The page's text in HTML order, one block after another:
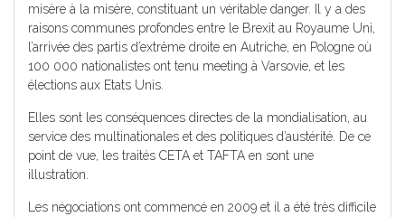
misère à la misère, constituant un véritable danger. Il y a des
raisons communes profondes entre le Brexit au Royaume Uni,
l’arrivée des partis d’extrême droite en Autriche, en Pologne où
100 000 nationalistes ont tenu meeting à Varsovie, et les
élections aux Etats Unis.
Elles sont les conséquences directes de la mondialisation, au
service des multinationales et des politiques d’austérité. De ce
point de vue, les traités CETA et TAFTA en sont une
illustration.
Les négociations ont commencé en 2009 et il a été très difficile